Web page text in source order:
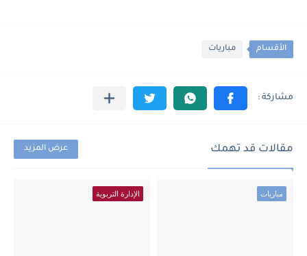
الأقسام مباريات
مقالات قد تهمك عرض المزيد
مباريات الإدارة التربوية